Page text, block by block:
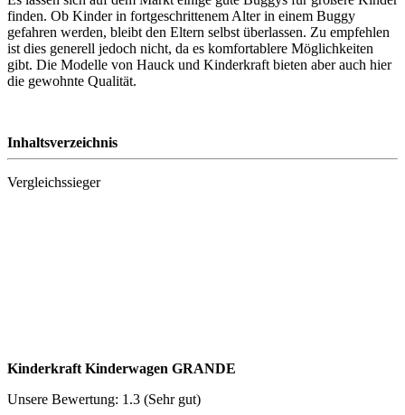
finden. Ob Kinder in fortgeschrittenem Alter in einem Buggy
gefahren werden, bleibt den Eltern selbst überlassen. Zu empfehlen
ist dies generell jedoch nicht, da es komfortablere Möglichkeiten
gibt. Die Modelle von Hauck und Kinderkraft bieten aber auch hier
die gewohnte Qualität.
Inhaltsverzeichnis
Vergleichssieger
Kinderkraft Kinderwagen GRANDE
Unsere Bewertung: 1.3 (Sehr gut)